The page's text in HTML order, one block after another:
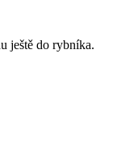
ještě do rybníka.